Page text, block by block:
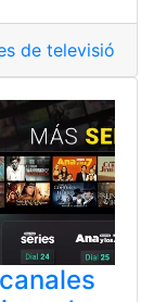
de televisión